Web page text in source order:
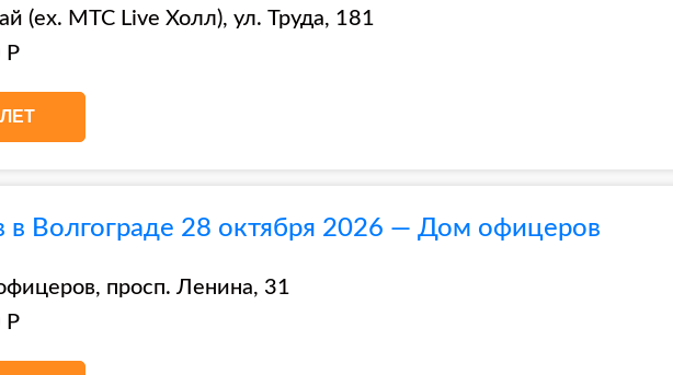
(ex. МТС Live Холл), ул. Труда, 181
Р
в Волгограде 28 октября 2026 — Дом офицеров
просп. Ленина, 31
Р